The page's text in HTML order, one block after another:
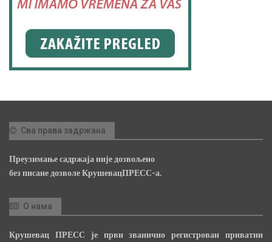
Сва права задржана
Преузимање садржаја није дозвољено
без писане дозволе КрушевацПРЕСС-а.
О нама
Крушевац ПРЕСС је први званично регистрован приватни